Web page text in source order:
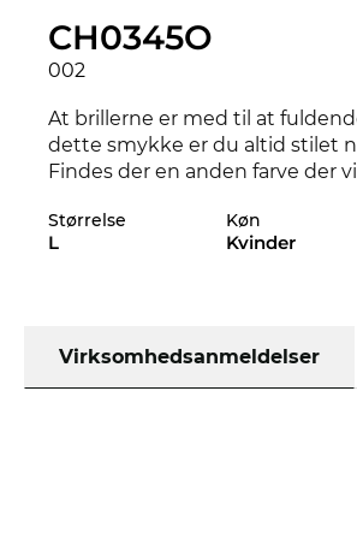
CH0345O
002
At brillerne er med til at
dette smykke er du altid stilet
Findes der en anden farve der
Med dette stel taler
Selv hvis disseChloébriller ikke
Størrelse
L
Køn
Kvinder
Virksomhedsanmeldelser